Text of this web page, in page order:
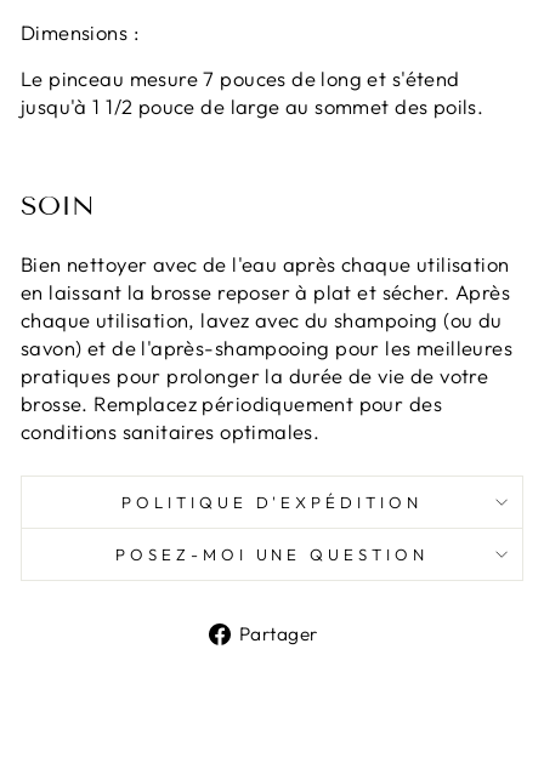
Dimensions :
Le pinceau mesure 7 pouces de long et s'étend
jusqu'à 1 1/2 pouce de large au sommet des poils.
SOIN
Bien nettoyer avec de l'eau après chaque utilisation
en laissant la brosse reposer à plat et sécher. Après
chaque utilisation, lavez avec du shampoing (ou du
savon) et de l'après-shampooing pour les meilleures
pratiques pour prolonger la durée de vie de votre
brosse. Remplacez périodiquement pour des
conditions sanitaires optimales.
POLITIQUE D'EXPÉDITION
POSEZ-MOI UNE QUESTION
Partager